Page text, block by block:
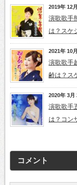
2019年 12
演歌歌手
は？スケ
2021年 10
演歌歌手
齢は？ス
2020年 3月
演歌歌手
は？コン
コメント